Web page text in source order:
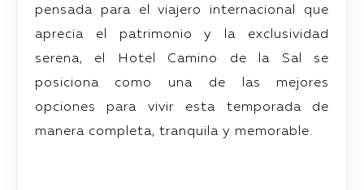
pensada para el viajero internacional que
aprecia el patrimonio y la exclusividad
serena, el Hotel Camino de la Sal se
posiciona como una de las mejores
opciones para vivir esta temporada de
manera completa, tranquila y memorable.